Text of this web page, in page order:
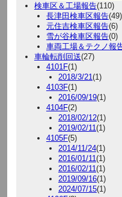
検車区＆工場報告(110)
長津田検車区報告(49)
元住吉検車区報告(6)
雪が谷検車区報告(0)
車両工場＆テクノ報
車輪転削回送(27)
4101F(1)
2018/3/21(1)
4103F(1)
2016/09/19(1)
4104F(2)
2018/02/12(1)
2019/02/11(1)
4105F(5)
2014/11/24(1)
2016/01/11(1)
2016/02/11(1)
2019/09/16(1)
2024/07/15(1)